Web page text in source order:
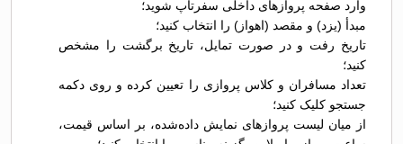
وارد صفحه پروازهای داخلی سفرتاپ شوید؛
مبدأ (یزد) و مقصد (اهواز) را انتخاب کنید؛
تاریخ رفت و در صورت تمایل، تاریخ برگشت را مشخص
کنید؛
تعداد مسافران و کلاس پروازی را تعیین کرده و روی دکمه
جستجو کلیک کنید؛
از میان لیست پروازهای نمایش داده‌شده، بر اساس قیمت،